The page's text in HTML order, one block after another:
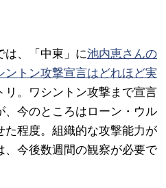
は、「中東」に池内恵さんの
ントン攻撃宣言はどれほど実
リ。ワシントン攻撃まで宣言
、今のところはローン・ウル
た程度。組織的な攻撃能力が
、今後数週間の観察が必要で